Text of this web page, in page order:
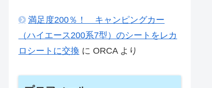
満足度200％！ キャンピングカー
（ハイエース200系7型）のシートをレカ
ロシートに交換 に ORCAより